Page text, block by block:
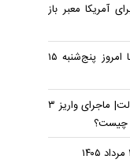
آمریکا معبر باز
تصاویر| صفحه نخست روزنامه‌ها امروز پنج‌شنبه ۱۵
خبر مهم برای دارندگان سهام عدالت| ماجرای واریز ۳
چیست؟